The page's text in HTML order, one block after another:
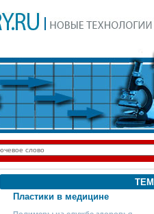
Пластики в медицине